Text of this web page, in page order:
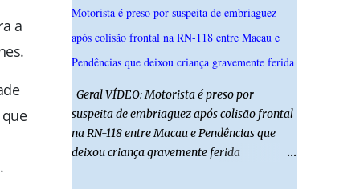
a
Motorista é preso por suspeita de embriaguez
após colisão frontal na RN-118 entre Macau e
Pendências que deixou criança gravemente ferida
Geral VÍDEO: Motorista é preso por
suspeita de embriaguez após colisão frontal
na RN-118 entre Macau e Pendências que
deixou criança gravemente ferida